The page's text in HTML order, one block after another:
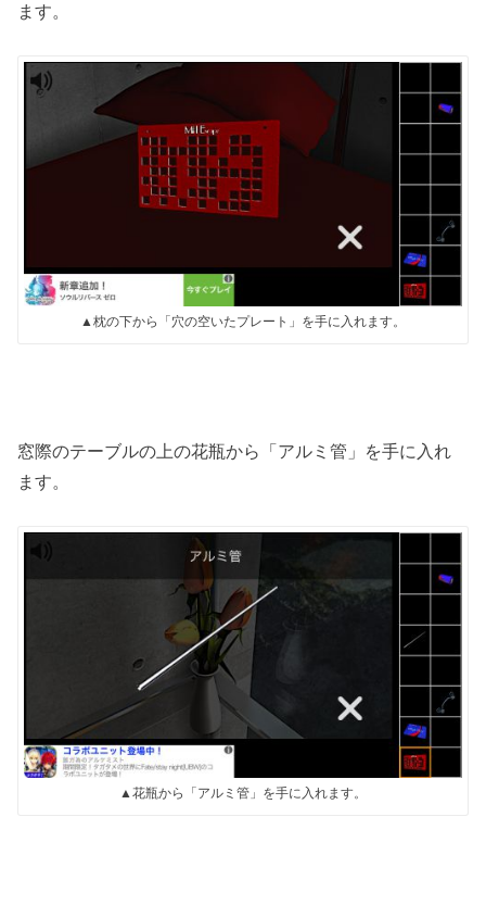
ます。
▲枕の下から「穴の空いたプレート」を手に入れます。
窓際のテーブルの上の花瓶から「アルミ管」を手に入れ
ます。
▲花瓶から「アルミ管」を手に入れます。